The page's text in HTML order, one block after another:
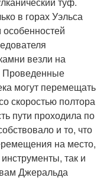
в горах Уэльса
особенностей
везли на
Проведенные
могут перемещать
скоростью полтора
пути проходила по
и то, что
на место,
так и
Джеральда